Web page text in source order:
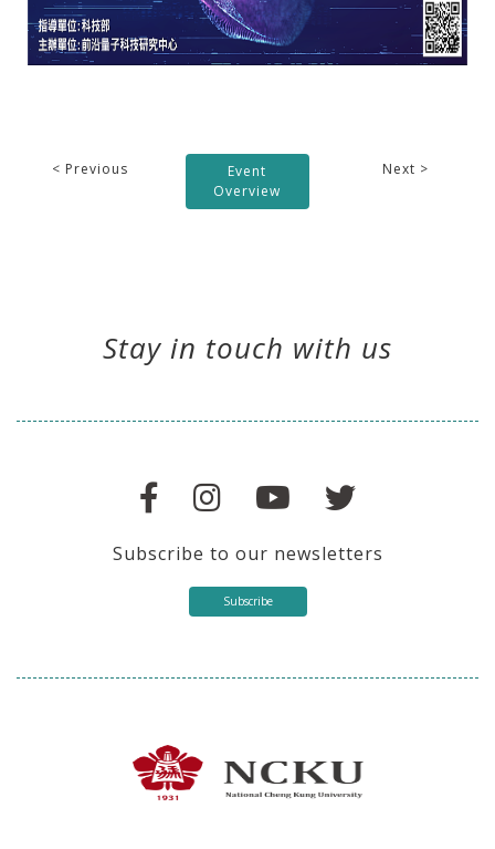
< Previous
Event
Overview
Next >
Stay in touch with us
Subscribe to our newsletters
Subscribe